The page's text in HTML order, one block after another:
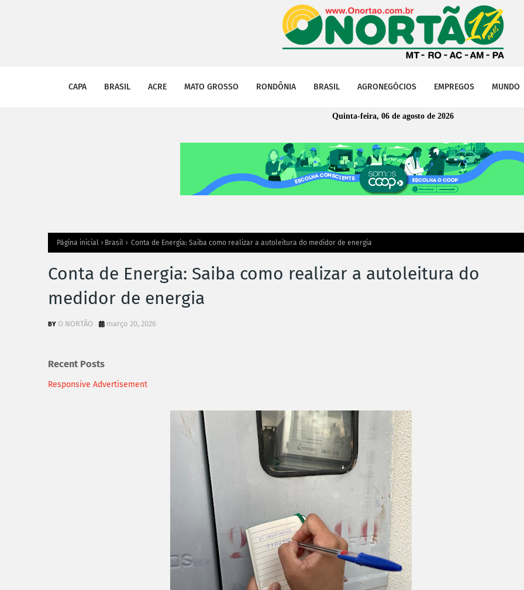
CAPA BRASIL ACRE MATO GROSSO RONDÔNIA BRASIL AGRONEGÓCIOS EMPREGOS MUNDO
Quinta-feira, 06 de agosto de 2026
Página inicial Brasil Conta de Energia: Saiba como realizar a autoleitura do medidor de energia
Conta de Energia: Saiba como realizar a autoleitura do
medidor de energia
O NORTÃO março 20, 2026
Recent Posts
Responsive Advertisement